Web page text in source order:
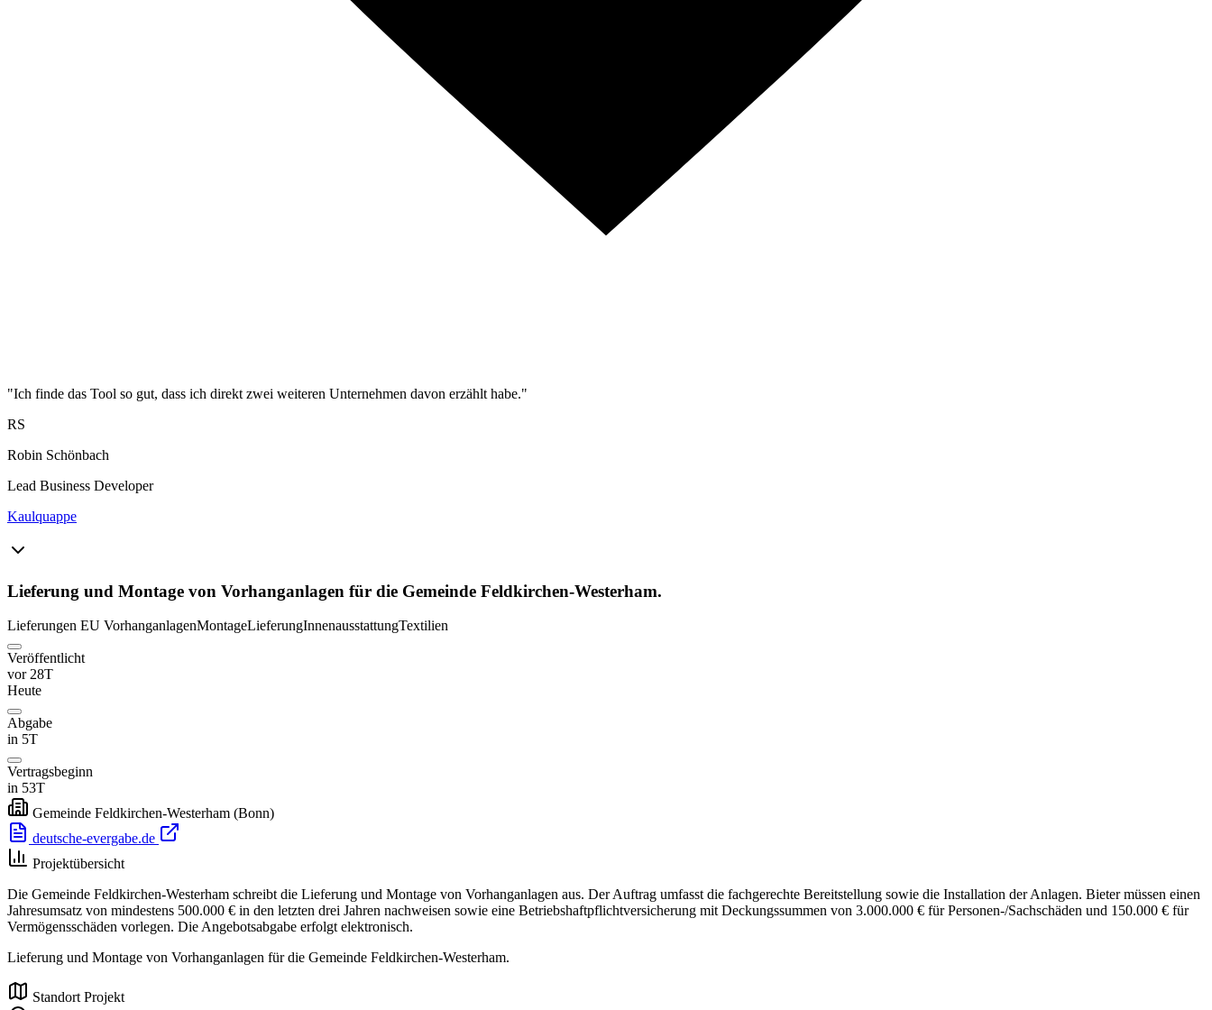
"Ich finde das Tool so gut, dass ich direkt zwei weiteren Unternehmen davon erzählt habe."
RS
Robin Schönbach
Lead Business Developer
Kaulquappe
Lieferung und Montage von Vorhanganlagen für die Gemeinde Feldkirchen-Westerham.
Lieferungen EU VorhanganlagenMontageLieferungInnenausstattungTextilien
Veröffentlicht
vor 28T
Heute
Abgabe
in 5T
Vertragsbeginn
in 53T
Gemeinde Feldkirchen-Westerham (Bonn)
deutsche-evergabe.de
Projektübersicht
Die Gemeinde Feldkirchen-Westerham schreibt die Lieferung und Montage von Vorhanganlagen aus. Der Auftrag umfasst die fachgerechte Bereitstellung sowie die Installation der Anlagen. Bieter müssen einen
Jahresumsatz von mindestens 500.000 € in den letzten drei Jahren nachweisen sowie eine Betriebshaftpflichtversicherung mit Deckungssummen von 3.000.000 € für Personen-/Sachschäden und 150.000 € für
Vermögensschäden vorlegen. Die Angebotsabgabe erfolgt elektronisch.
Lieferung und Montage von Vorhanganlagen für die Gemeinde Feldkirchen-Westerham.
Standort Projekt